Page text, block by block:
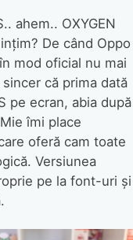
ahem.. OXYGEN
De când Oppo
mod oficial nu mai
că prima dată
pe ecran, abia după
îmi place
oferă cam toate
Versiunea
pe la font-uri și